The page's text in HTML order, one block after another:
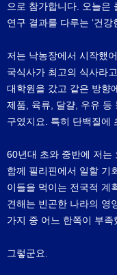
으로 참가합니다. 오늘은
연구 결과를 다루는 ‘건
저는 낙농장에서 시작했
국식사가 최고의 식사라
대학원을 갔고 같은 방향
제품, 육류, 달걀, 우유 등
구였지요. 특히 단백질에
60년대 초와 중반에 저는
함께 필리핀에서 일할 기
이들을 먹이는 전국적 계
견해는 빈곤한 나라의 영
가지 중 어느 한쪽이 부
그렇군요.